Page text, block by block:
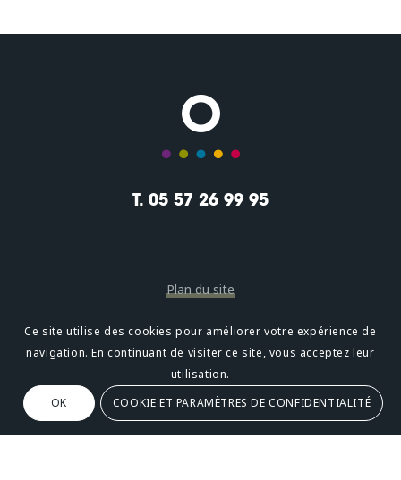
T. 05 57 26 99 95
Plan du site
Mentions légales
Confidentialité
Oméni 2, avenue Léonard de Vinci 33600 PESSAC
Ce site utilise des cookies pour améliorer votre expérience de
navigation. En continuant de visiter ce site, vous acceptez leur
utilisation.
OK
COOKIE ET PARAMÈTRES DE CONFIDENTIALITÉ